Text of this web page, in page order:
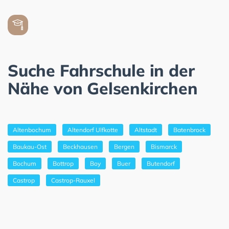
Suche Fahrschule in der
Nähe von Gelsenkirchen
Altenbochum Altendorf Ulfkotte Altstadt Batenbrock
Baukau-Ost Beckhausen Bergen Bismarck
Bochum Bottrop Boy Buer Butendorf
Castrop Castrop-Rauxel